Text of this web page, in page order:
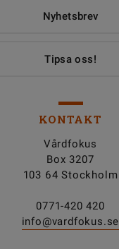
Nyhetsbrev
Tipsa oss!
KONTAKT
Vårdfokus
Box 3207
103 64 Stockholm
0771-420 420
info@vardfokus.se